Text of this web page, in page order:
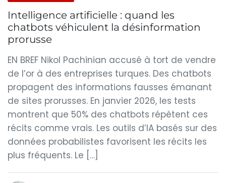
Intelligence artificielle : quand les
chatbots véhiculent la désinformation
prorusse
EN BREF Nikol Pachinian accusé à tort de vendre
de l’or à des entreprises turques. Des chatbots
propagent des informations fausses émanant
de sites prorusses. En janvier 2026, les tests
montrent que 50% des chatbots répètent ces
récits comme vrais. Les outils d’IA basés sur des
données probabilistes favorisent les récits les
plus fréquents. Le […]